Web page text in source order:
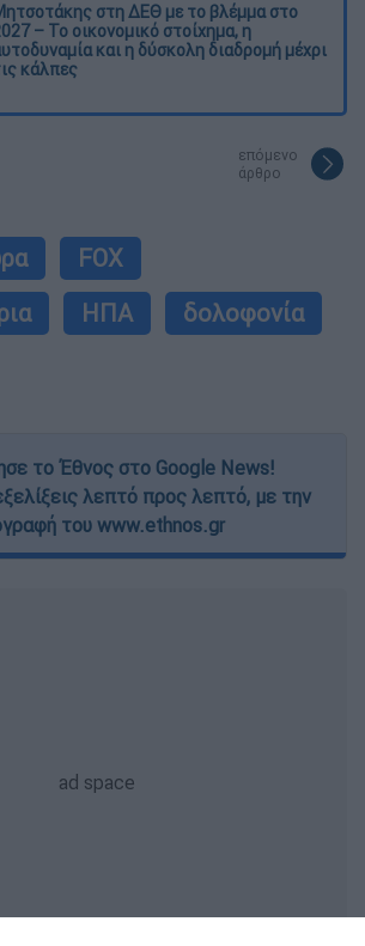
στη ΔΕΘ με το βλέμμα στο
– Το οικονομικό στοίχημα, η
και η δύσκολη διαδρομή μέχρι
κάλπες
επόμενο
άρθρο
FOX
ΗΠΑ
δολοφονία
το Έθνος στο Google News!
λεπτό προς λεπτό, με την
του www.ethnos.gr